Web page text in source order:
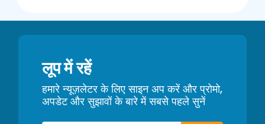
लूप में रहें
हमारे न्यूज़लेटर के लिए साइन अप करें और प्रोमो,
अपडेट और सुझावों के बारे में सबसे पहले सुनें